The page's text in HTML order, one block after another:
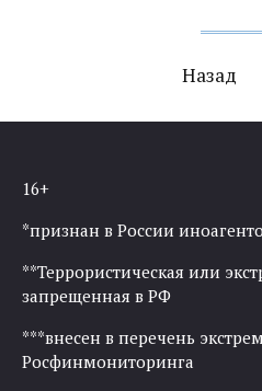
записям
Назад
16+
*признан в России
**Террористическая или
запрещенная в РФ
***внесен в перечень
Росфинмониторинга